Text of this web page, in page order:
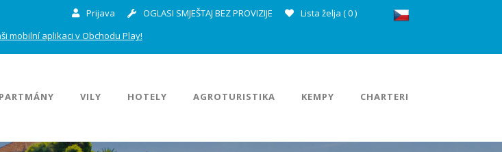
Prijava OGLASI SMJEŠTAJ BEZ PROVIZIJE Lista želja (0)
mobilní aplikaci v Obchodu Play!
VILY HOTELY AGROTURISTIKA KEMPY CHARTERI